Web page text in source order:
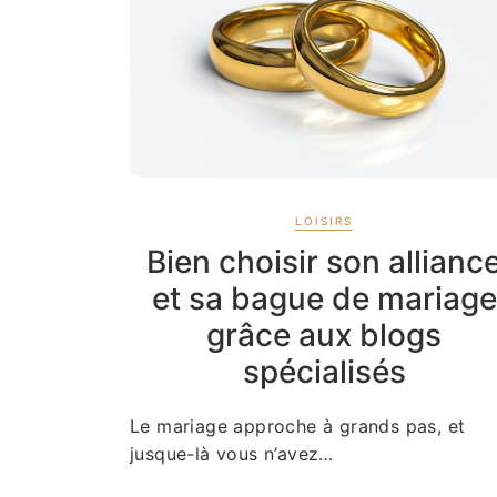
LOISIRS
Bien choisir son
et sa bague de mariage
grâce aux blogs
spécialisés
Le mariage approche à grands pas, et
jusque-là vous n’avez…